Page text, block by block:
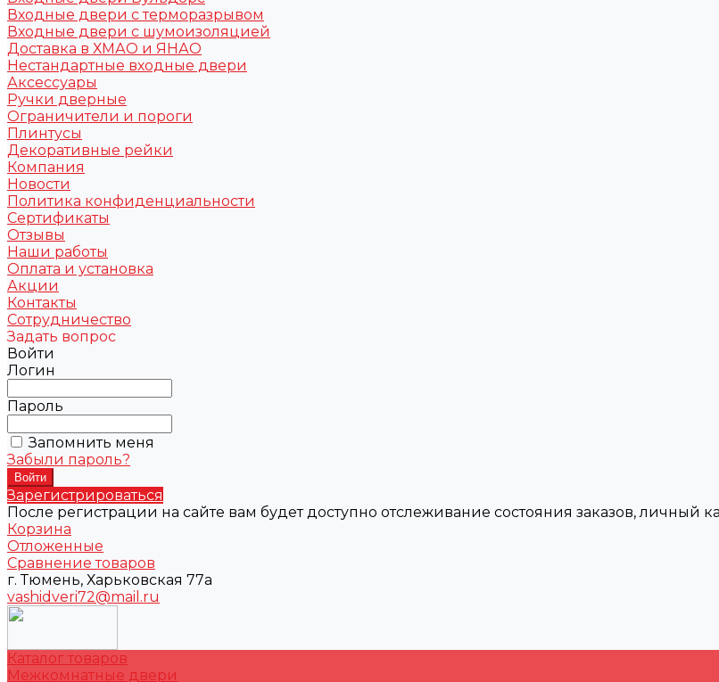
Входные двери с терморазрывом
Входные двери с шумоизоляцией
Доставка в ХМАО и ЯНАО
Нестандартные входные двери
Аксессуары
Ручки дверные
Ограничители и пороги
Плинтусы
Декоративные рейки
Компания
Новости
Политика конфиденциальности
Сертификаты
Отзывы
Наши работы
Оплата и установка
Акции
Контакты
Сотрудничество
Задать вопрос
Войти
Логин
Пароль
Запомнить меня
Забыли пароль?
Зарегистрироваться
После регистрации на сайте вам будет доступно отслеживание состояния заказов, личный
Корзина
Отложенные
Сравнение товаров
г. Тюмень, Харьковская 77а
vashidveri72@mail.ru
Каталог товаров
Межкомнатные двери